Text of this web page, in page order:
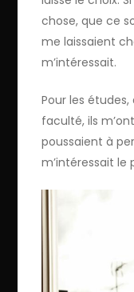
chose, que ce
me laissaient
m’intéressait.
Pour les
faculté, ils
poussaient à
m’intéressait le